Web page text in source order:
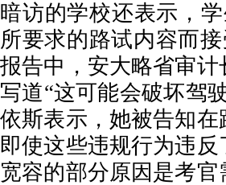
暗访的学校还表示，
所要求的路试内容而
报告中，安大略省审
写道“这可能会破坏驾
依斯表示，她被告知
即使这些违规行为违
宽容的部分原因是考